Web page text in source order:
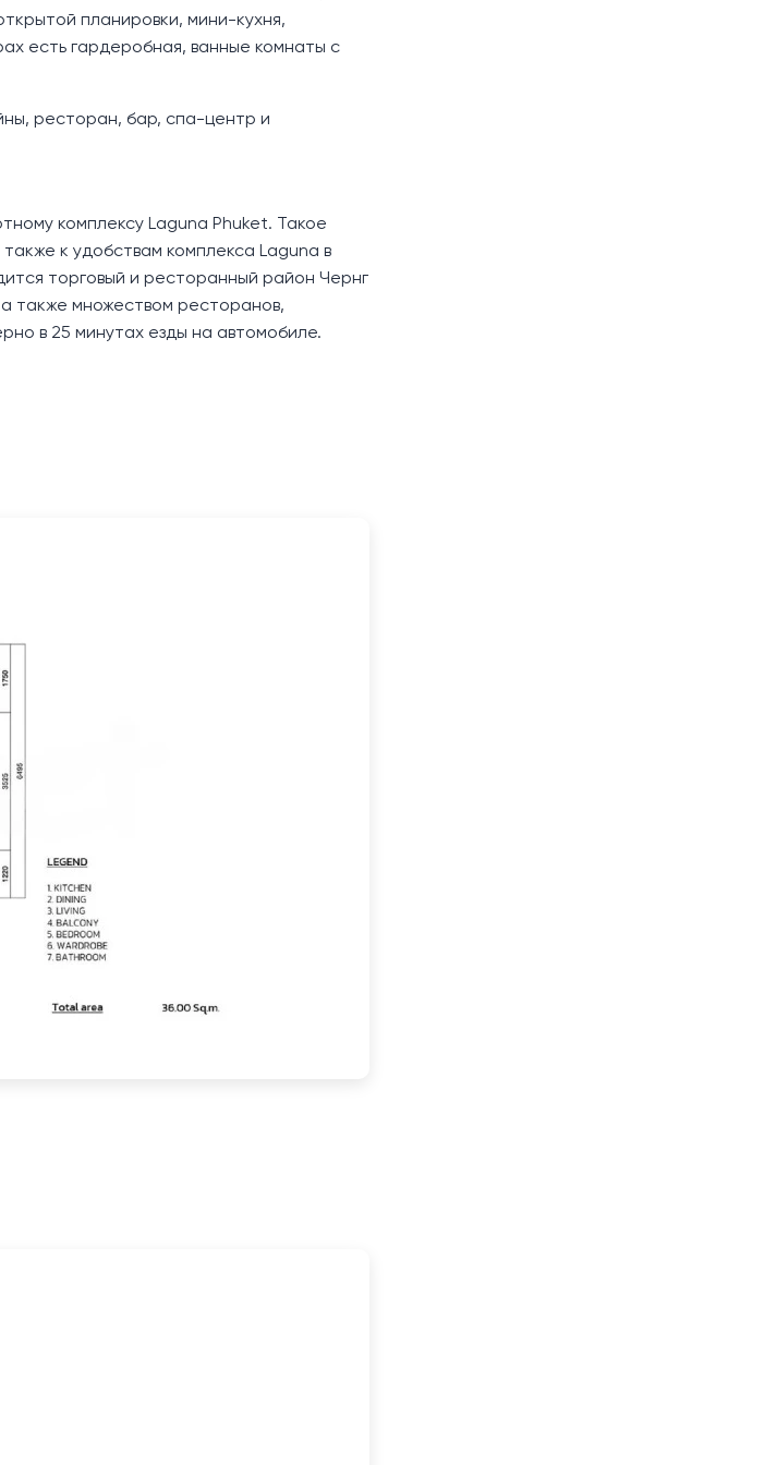
планировки, мини-кухня,
есть гардеробная, ванные комнаты с
ресторан, бар, спа-центр и
комплексу Laguna Phuket. Такое
к удобствам комплекса Laguna в
торговый и ресторанный район Чернг
также множеством ресторанов,
в 25 минутах езды на автомобиле.